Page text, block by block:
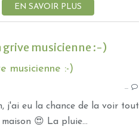
EN SAVOIR PLUS
grive musicienne :-)
…
j'ai eu la chance de la voir tout
😍 La pluie...